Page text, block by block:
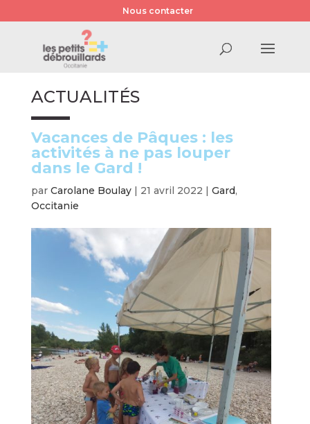
Nous contacter
ACTUALITÉS
Vacances de Pâques : les
activités à ne pas louper
dans le Gard !
par Carolane Boulay| 21 avril 2022 | Gard,
Occitanie